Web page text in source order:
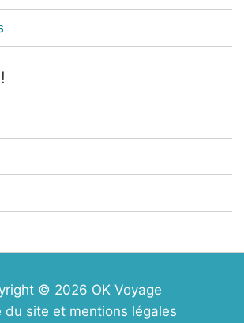
© 2026 OK Voyage
du site et mentions légales